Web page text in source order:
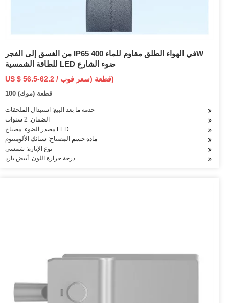
من الغسق إلى الفجر IP65 في الهواء الطلق مقاوم للماء 400W
للطاقة الشمسية LED ضوء الشارع
US $ 56.5-62.2 / قطعة (سعر فوب)
100 قطعة (موك)
خدمة ما بعد البيع: استبدال الملحقات
الضمان: 2 سنوات
مصدر الضوء: مصباح LED
مادة جسم المصباح: سبائك الألومنيوم
نوع الإنارة: شمسي
درجة حرارة اللون: أبيض بارد